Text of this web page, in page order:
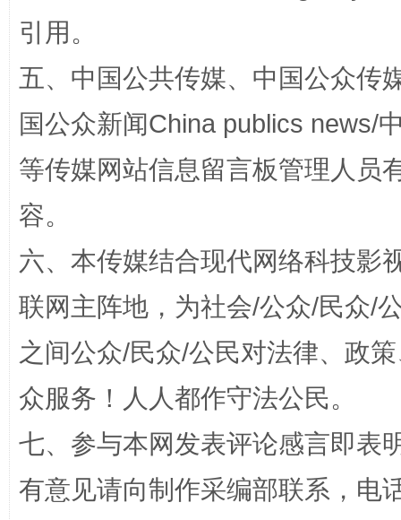
扯下公款旅游的“隐身衣” 如何以
“蜀中异人”王建安的艺术幻境
引用。
五、中国公共传媒、中国公众传
国公众新闻China publics news/
等传媒网站信息留言板管理人员
容。
六、本传媒结合现代网络科技影
联网主阵地，为社会/公众/民众/
之间公众/民众/公民对法律、政
众服务！人人都作守法公民。
七、参与本网发表评论感言即表
有意见请向制作采编部联系，电